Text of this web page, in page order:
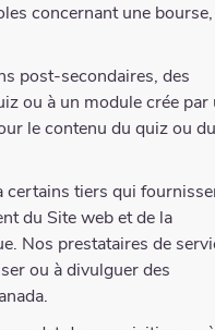
concernant une
post-secondaires, des
ou à un module crée par
le contenu du quiz ou du
certains tiers qui
du Site web et de la
Nos prestataires de
ou à divulguer des